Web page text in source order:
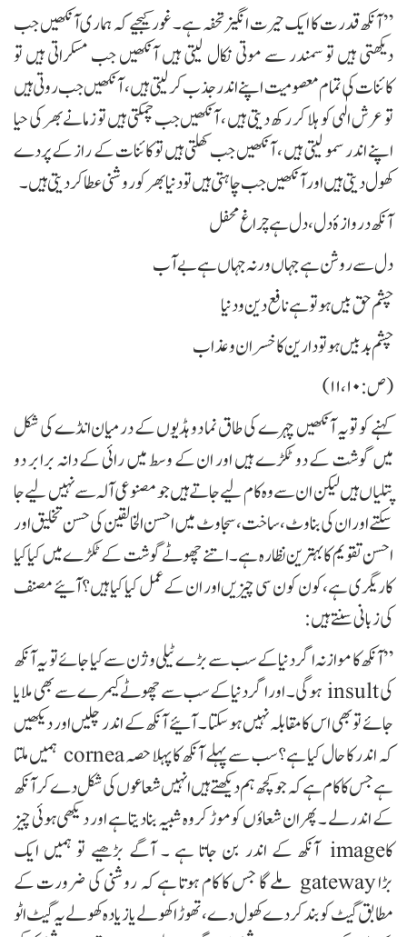
” آنکھ قدرت کا ایک حیرت انگیز تحفہ ہے۔ غور کیجیے کہ ہماری آنکھیں جب
دیکھتی ہیں تو سمندر سے موتی نکال لیتی ہیں آنکھیں جب مسکراتی ہیں تو
کائنات کی تمام معصومیت اپنے اندر جذب کر لیتی ہیں، آنکھیں جب روتی ہیں
تو عرش الٰہی کو ہلا کر رکھ دیتی ہیں ، آنکھیں جب چمکتی ہیں تو زمانے بھر کی حیا
اپنے اندر سمو لیتی ہیں ، آنکھیں جب کھلتی ہیں تو کائنات کے راز کے پردے
کھول دیتی ہیں اور آنکھیں جب چاہتی ہیں تو دنیا بھر کو روشنی عطا کر دیتی ہیں۔
آنکھ دروازۂ دل ، دل ہے چراغ محفل
دل سے روشن ہے جہاں ورنہ جہاں ہے بے آب
چشم حق بیں ہو تو ہے نافع دین و دنیا
چشم بدبیں ہو تو دارین کا خسران و عذاب
( ص:۱۰، ۱۱)
کہنے کو تو یہ آنکھیں چہرے کی طاق نما دو ہڈیوں کے درمیان انڈے کی شکل
میں گوشت کے دو ٹکڑے ہیں اور ان کے وسط میں رائی کے دانہ برابر دو
پتلیاں ہیں لیکن ان سے وہ کام لیے جاتے ہیں جو مصنوعی آلہ سے نہیں لیے جا
سکتے اور ان کی بناوٹ، ساخت ، سجاوٹ میں احسن الخالقین کی حسن تخلیق اور
احسن تقویم کا بہترین نظارہ ہے ۔ اتنے چھوٹے گوشت کے ٹکڑے میں کیا کیا
کاریگری ہے، کون کون سی چیزیں اور ان کے عمل کیا کیا ہیں؟ آئیے مصنف
کی زبانی سنتے ہیں:
”آنکھ کا موازنہ اگر دنیا کے سب سے بڑے ٹیلی وژن سے کیا جائے تو یہ آنکھ
insultہوگی۔ اور اگر دنیا کے سب سے چھوٹے کیمرے سے بھی ملایا
جائے تو بھی اس کا مقابلہ نہیں ہو سکتا ۔ آئیے آنکھ کے اندر چلیں اور دیکھیں
کہ اندر کا حال کیا ہے؟ سب سے پہلے آنکھ کا پہلا حصہcorneaہمیں ملتا
ہے جس کا کام ہے کہ جو کچھ ہم دیکھتے ہیں انہیں شعاعوں کی شکل دے کر آنکھ
کے اندر لے ۔ پھر ان شعاؤں کو موڑ کر وہ شبیہ بنادیتا ہے اور دیکھی ہوئی چیز
imageآنکھ کے اندر بن جاتا ہے ۔ آگے بڑھیے تو ہمیں ایک
بڑاgatewayملے گا جس کا کام ہوتا ہے کہ روشنی کی ضرورت کے
مطابق گیٹ کو بند کر دے کھول دے، تھوڑا کھولے یا زیادہ کھولے یہ گیٹ اٹو